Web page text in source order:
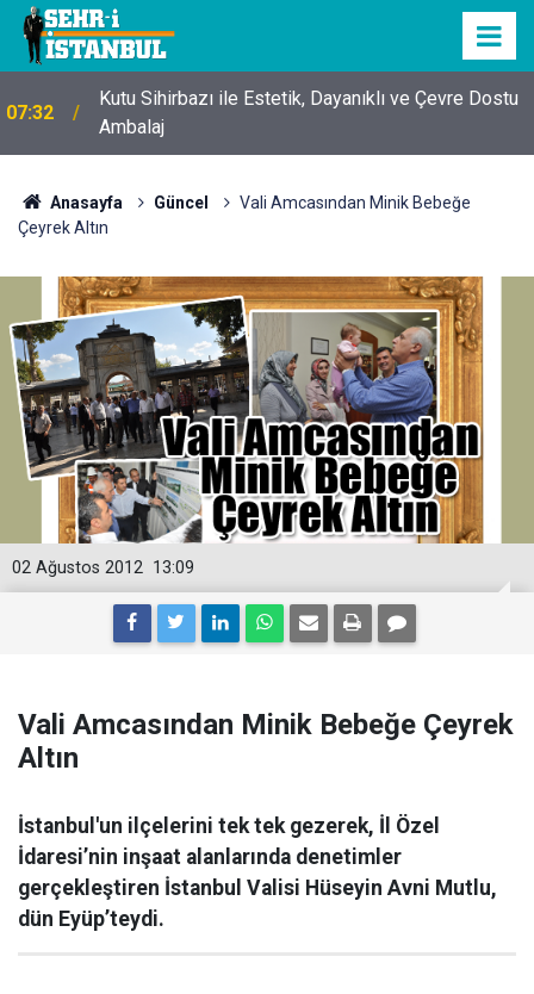
07:32
Kutu Sihirbazı ile Estetik, Dayanıklı ve Çevre Dostu
Ambalaj
Anasayfa Güncel
Vali Amcasından Minik Bebeğe
Çeyrek Altın
13:09
02 Ağustos 2012
Vali Amcasından Minik Bebeğe Çeyrek
Altın
İstanbul'un ilçelerini tek tek gezerek, İl Özel
İdaresi’nin inşaat alanlarında denetimler
gerçekleştiren İstanbul Valisi Hüseyin Avni Mutlu,
dün Eyüp’teydi.